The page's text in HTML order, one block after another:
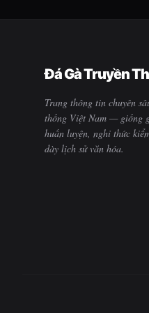
Đá Gà Truyền
Trang thông tin chuyên
thống Việt Nam — giống
huấn luyện, nghi thức
dày lịch sử văn hóa.